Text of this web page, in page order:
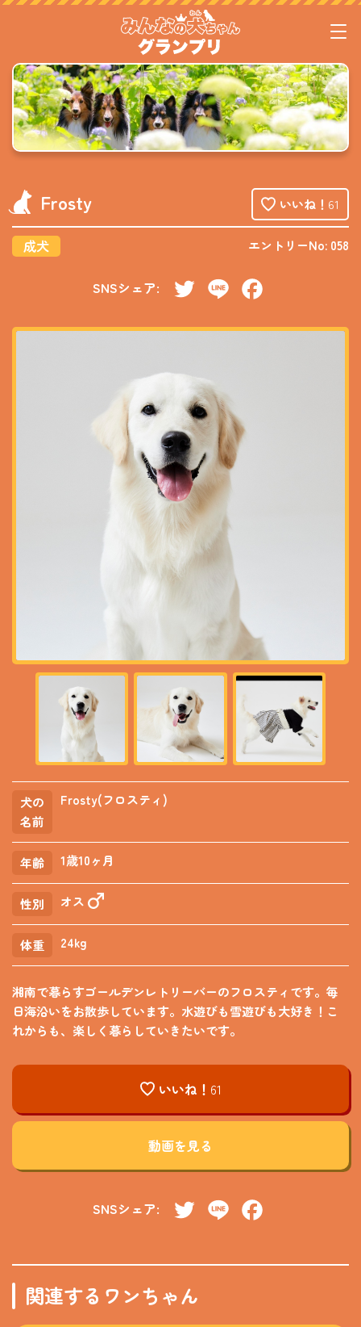
Frosty いいね！ 61
成犬 エントリーNo: 058
SNSシェア: TwitterLine
犬の
名前
Frosty(フロスティ)
年齢 1歳10ヶ月
性別 オス
体重 24kg
湘南で暮らすゴールデンレトリーバーのフロスティです。毎
日海沿いをお散歩しています。水遊びも雪遊びも大好き！こ
れからも、楽しく暮らしていきたいです。
いいね！ 61
動画を見る
SNSシェア: TwitterLine
関連するワンちゃん